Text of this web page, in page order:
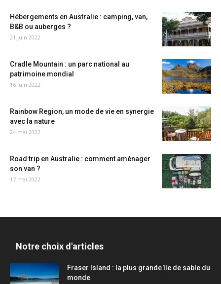
Hébergements en Australie : camping, van,
B&B ou auberges ?
21 juin 2022
Cradle Mountain : un parc national au
patrimoine mondial
16 juin 2022
Rainbow Region, un mode de vie en synergie
avec la nature
24 mai 2022
Road trip en Australie : comment aménager
son van ?
17 mai 2022
Notre choix d'articles
Fraser Island : la plus grande île de sable du
monde